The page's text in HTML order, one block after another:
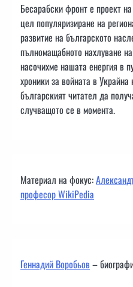
Бесарабски фронт е проект
цел популяризиране на
развитие на българското
пълномащабното нахлуване
насочихме нашата енергия в
хроники за войната в
българският читател да
случващото се в момента.
Материал на фокус:
професор WikiPedia
Геннадий Воробьов–